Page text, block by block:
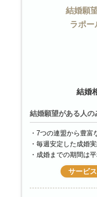
結婚願
ラポー
結婚
結婚願望がある人
7つの連盟から豊富
毎週安定した成婚
成婚までの期間は
サービ